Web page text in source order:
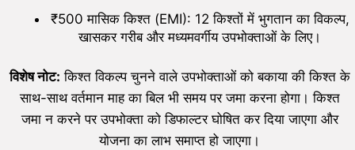
₹500 मासिक किश्त (EMI): 12 किश्तों में भुगतान का विकल्प,
खासकर गरीब और मध्यमवर्गीय उपभोक्ताओं के लिए।
विशेष नोट: किश्त विकल्प चुनने वाले उपभोक्ताओं को बकाया की किश्त के
साथ-साथ वर्तमान माह का बिल भी समय पर जमा करना होगा। किश्त
जमा न करने पर उपभोक्ता को डिफाल्टर घोषित कर दिया जाएगा और
योजना का लाभ समाप्त हो जाएगा।